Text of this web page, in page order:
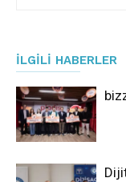
İLGILI HABERLER